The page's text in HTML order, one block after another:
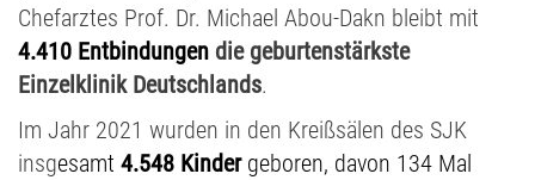
Chefarztes Prof. Dr. Michael Abou-Dakn bleibt mit
4.410 Entbindungen die geburtenstärkste
Einzelklinik Deutschlands.
Im Jahr 2021 wurden in den Kreißsälen des SJK
insgesamt 4.548 Kindergeboren, davon 134 Mal